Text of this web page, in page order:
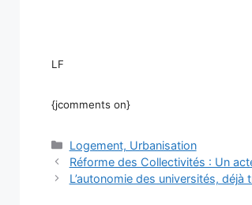
LF
{jcomments on}
Catégories
Logement, Urbanisation
Réforme des Collectivités : Un
L’autonomie des universités,